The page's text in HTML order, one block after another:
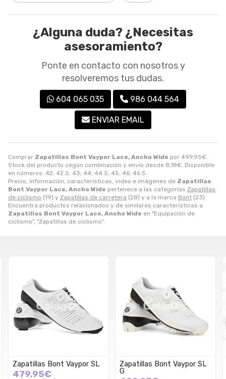
Comprar Zapatillas Bont Vaypor Lace, Ancho Wide por 499,95€.
Stock del producto según combinación y envío desde 8,18€. Disponible
en números: 42; 42.5; 43; 44; 44.5; 45; 46; 46.5.
Precio, información, características, video e imágenes de Zapatillas
Bont Vaypor Lace, Ancho Wide pertenece a las categorías Zapatillas
de ciclismo (19) y Zapatillas de carretera (28) y a la marca Bont (23).
Encuentra productos relacionados y de similares características a
Zapatillas Bont Vaypor Lace, Ancho Wide en "Equipación de
ciclismo", "Zapatillas de ciclismo".
¿Alguna duda? ¿Necesitas
asesoramiento?
Ponte en contacto con nosotros y
resolveremos tus dudas.
604 065 035 986 044 564
ENVIAR EMAIL
Zapatillas Bont Vaypor SL
479,95€
Zapatillas Bont Vaypor SL
G